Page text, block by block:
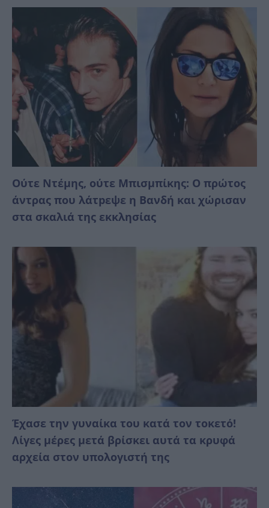
Ούτε Ντέμης, ούτε Μπισμπίκης: Ο πρώτος
άντρας που λάτpεψε η Βανδή και χώρισαν
στα σκαλιά της εκκλησίας
Έχασε την γυναίκα του κατά τον τοκετό!
Λίγες μέρες μετά βρίσκει αυτά τα κρυφά
αρχεία στον υπολογιστή της